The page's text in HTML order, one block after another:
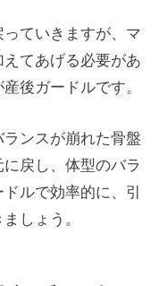
ていきますが、マ
てあげる必要があ
後ガードルです。
ンスが崩れた骨盤
戻し、体型のバラ
ルで効率的に、引
しょう。